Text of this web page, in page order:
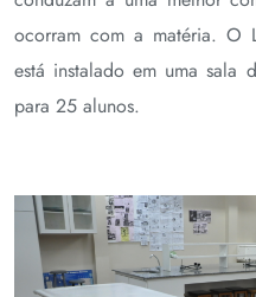
ocorram com a matéria. O
está instalado em uma
para 25 alunos.